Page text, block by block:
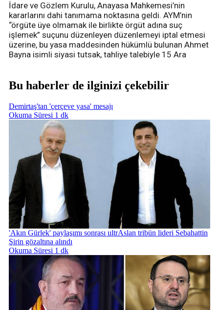
İdare ve Gözlem Kurulu, Anayasa Mahkemesi’nin
kararlarını dahi tanımama noktasına geldi. AYM’nin
“örgüte üye olmamak ile birlikte örgüt adına suç
işlemek” suçunu düzenleyen düzenlemeyi iptal etmesi
üzerine, bu yasa maddesinden hükümlü bulunan Ahmet
Bayna isimli siyasi tutsak, tahliye talebiyle 15 Ara
Bu haberler de ilginizi çekebilir
Demirtaş'tan 'çerçeve yasa' mesajı
Okuma Süresi 1 dk
'Akın Gürlek' paylaşımı sonrası ultrAslan tribün lideri Sebahattin
Şirin gözaltına alındı
Okuma Süresi 1 dk